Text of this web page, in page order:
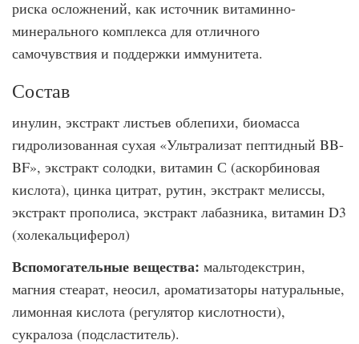
риска осложнений, как источник витаминно-
минерального комплекса для отличного
самочувствия и поддержки иммунитета.
Состав
инулин, экстракт листьев облепихи, биомасса
гидролизованная сухая «Ультрализат пептидный BB-
BF», экстракт солодки, витамин С (аскорбиновая
кислота), цинка цитрат, рутин, экстракт мелиссы,
экстракт прополиса, экстракт лабазника, витамин D3
(холекальциферол)
Вспомогательные вещества: мальтодекстрин,
магния стеарат, неосил, ароматизаторы натуральные,
лимонная кислота (регулятор кислотности),
сукралоза (подсластитель).